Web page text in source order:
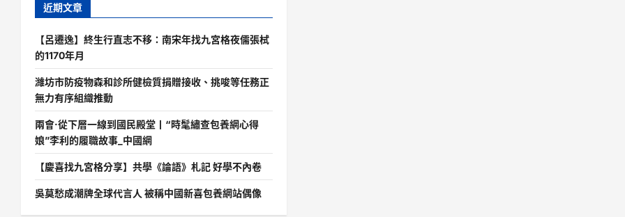
近期文章
【呂遷逸】終生行直志不移：南宋年找九宮格夜儒張栻
的1170年月
濰坊市防疫物森和診所健檢質捐贈接收、挑唆等任務正
無力有序組織推動
兩會·從下層一線到國民殿堂丨“時髦繡查包養網心得
娘”李利的履職故事_中國網
【慶喜找九宮格分享】共學《論語》札記 好學不內卷
吳莫愁成潮牌全球代言人 被稱中國新喜包養網站偶像